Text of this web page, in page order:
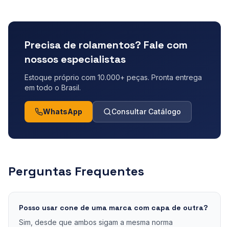
Precisa de rolamentos? Fale com
nossos especialistas
Estoque próprio com 10.000+ peças. Pronta entrega
em todo o Brasil.
WhatsApp Consultar Catálogo
Perguntas Frequentes
Posso usar cone de uma marca com capa de outra?
Sim, desde que ambos sigam a mesma norma